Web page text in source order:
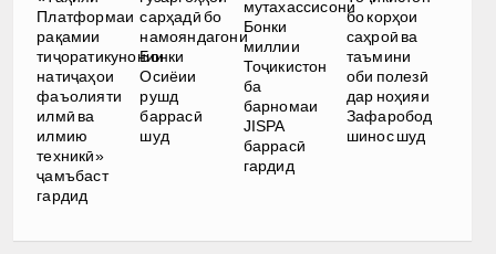
Платформаи
рақамии
тиҷоратикунонии
натиҷаҳои
фаъолияти
илмӣ ва
илмию
техникӣ»
ҷамъбаст
гардид
сарҳадӣ бо
намояндагони
Бонки
Осиёии
рушд
баррасӣ
шуд
мутахассисони
Бонки
миллии
Тоҷикистон
ба
барномаи
JISPA
баррасӣ
гардид
бо корҳои
саҳроӣ ва
таъмини
оби полезӣ
дар ноҳияи
Зафаробод
шинос шуд